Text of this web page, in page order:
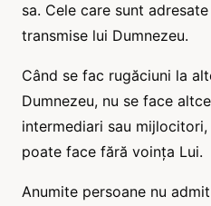
sa. Cele care sunt
transmise lui Dumnezeu.
Când se fac rugăciuni la
Dumnezeu, nu se face
intermediari sau
poate face fără voința Lui.
Anumite persoane nu